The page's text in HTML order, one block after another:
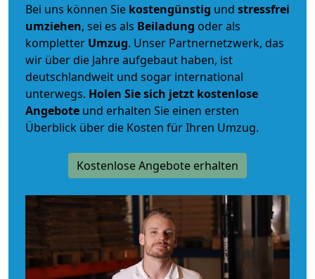
Bei uns können Sie kostengünstig und stressfrei
umziehen, sei es als Beiladung oder als
kompletter Umzug. Unser Partnernetzwerk, das
wir über die Jahre aufgebaut haben, ist
deutschlandweit und sogar international
unterwegs. Holen Sie sich jetzt kostenlose
Angebote und erhalten Sie einen ersten
Überblick über die Kosten für Ihren Umzug.
Kostenlose Angebote erhalten